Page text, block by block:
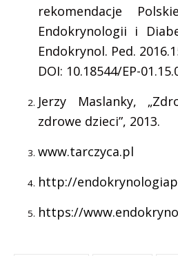
rekomendacje
Endokrynologii i
Endokrynol. Ped.
DOI: 10.18544/EP-
Jerzy Maslanky,
zdrowe dzieci”, 2013.
www.tarczyca.pl
http://
https://